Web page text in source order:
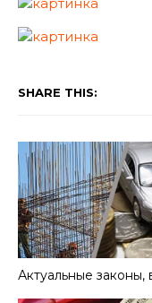
SHARE THIS:
Актуальные законы,